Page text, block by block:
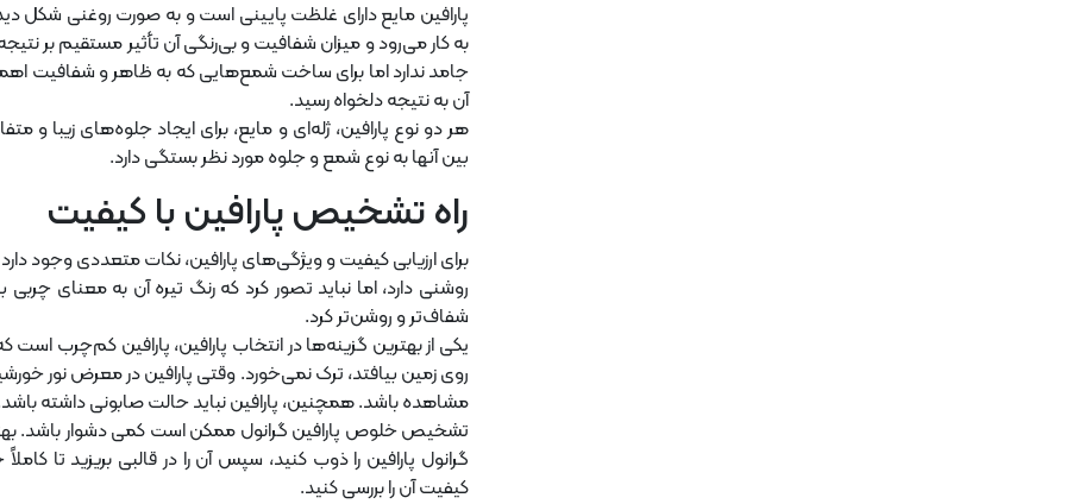
پارافین مایع دارای غلظت پایینی است و به صورت روغنی شکل
به کار می‌رود و میزان شفافیت و بی‌رنگی آن تأثیر مستقیم بر
جامد ندارد اما برای ساخت شمع‌هایی که به ظاهر و شفافیت
آن به نتیجه دلخواه رسید.
هر دو نوع پارافین، ژله‌ای و مایع، برای ایجاد جلوه‌های زیبا و
بین آنها به نوع شمع و جلوه مورد نظر بستگی دارد.
راه تشخیص پارافین با کیفیت
برای ارزیابی کیفیت و ویژگی‌های پارافین، نکات متعددی وجود
روشنی دارد، اما نباید تصور کرد که رنگ تیره آن به معنای چربی
شفاف‌تر و روشن‌تر کرد.
یکی از بهترین گزینه‌ها در انتخاب پارافین، پارافین کم‌چرب
روی زمین بیافتد، ترک نمی‌خورد. وقتی پارافین در معرض نور
مشاهده باشد. همچنین، پارافین نباید حالت صابونی داشته
تشخیص خلوص پارافین گرانول ممکن است کمی دشوار باشد.
گرانول پارافین را ذوب کنید، سپس آن را در قالبی بریزید تا
کیفیت آن را بررسی کنید.